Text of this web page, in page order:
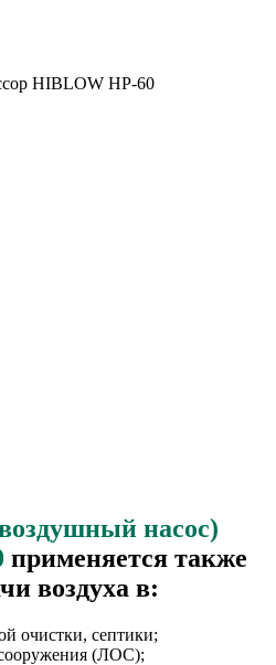
HIBLOW HP-60
насос)
применяется также
воздуха в:
очистки, септики;
(ЛОС);